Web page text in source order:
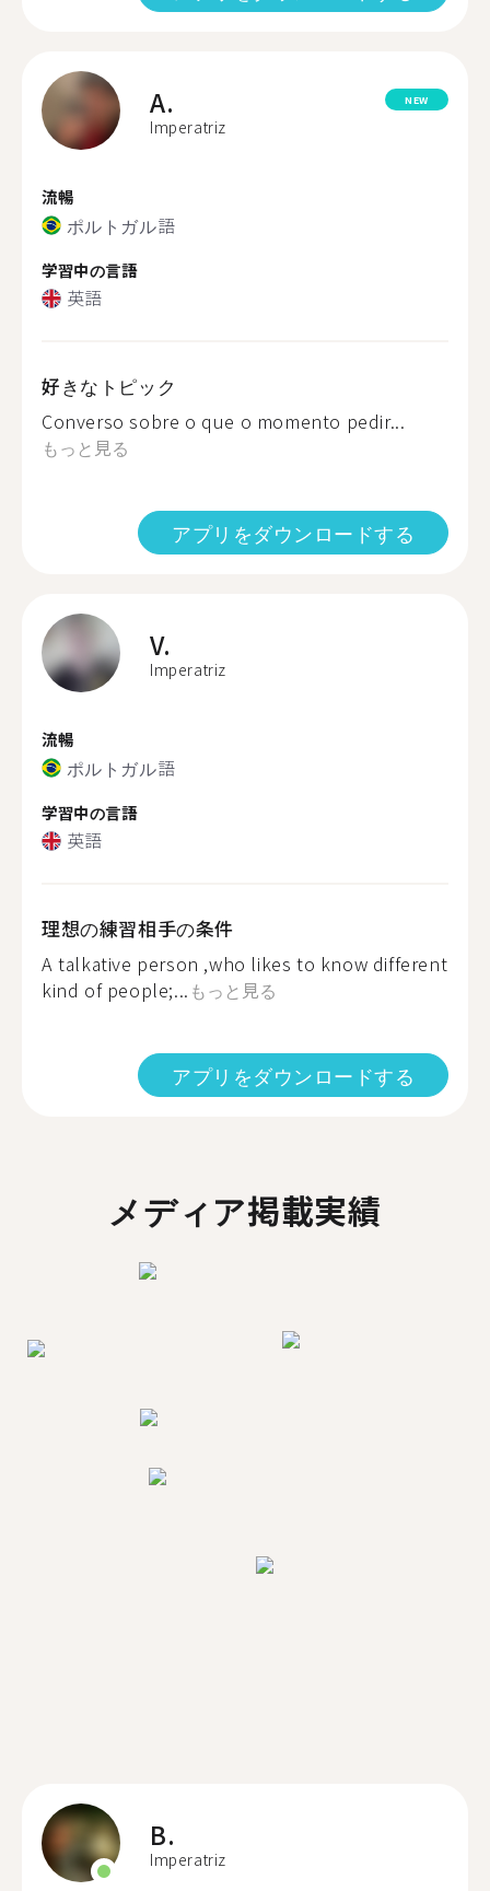
A.
Imperatriz
NEW
流暢
ポルトガル語
学習中の言語
英語
好きなトピック
Converso sobre o que o momento pedir...
もっと見る
アプリをダウンロードする
V.
Imperatriz
流暢
ポルトガル語
学習中の言語
英語
理想の練習相手の条件
A talkative person ,who likes to know different
kind of people;... もっと見る
アプリをダウンロードする
メディア掲載実績
B.
Imperatriz